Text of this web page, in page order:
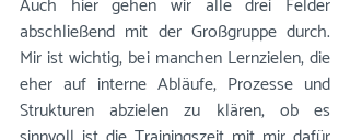
abschließend mit der Großgruppe durch.
Mir ist wichtig, bei manchen Lernzielen, die
eher auf interne Abläufe, Prozesse und
Strukturen abzielen zu klären, ob es